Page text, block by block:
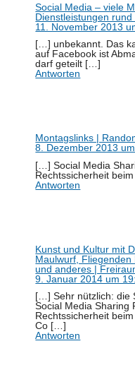
Social Media – viele
Dienstleistungen
11. November 2013
[…] unbekannt. Das
auf Facebook ist
darf geteilt […]
Antworten
Montagslinks |
8. Dezember 2013
[…] Social Media
Rechtssicherheit
Antworten
Kunst und Kultur mit
Maulwurf,
und anderes |
9. Januar 2014 um
[…] Sehr nützlich: die
Social Media Sharing
Rechtssicherheit
Co […]
Antworten